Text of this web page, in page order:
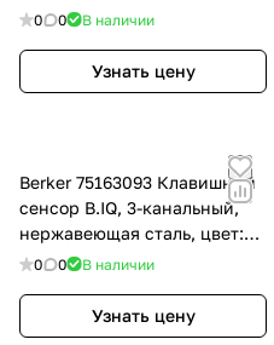
оттенок: Полярная белизна
0 0 В наличии
Узнать цену
Berker 75163093 Клавишный
сенсор B.IQ, 3-канальный,
нержавеющая сталь, цвет:
Нержавеющая сталь
0 0 В наличии
Узнать цену